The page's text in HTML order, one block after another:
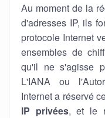
Au moment de la
d'adresses IP, ils
protocole Internet
ensembles de
qu'il ne s'agisse
L'IANA ou
Internet a réservé
IP privées, et le